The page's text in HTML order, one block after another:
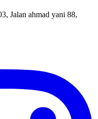
Jalan ahmad yani 88,